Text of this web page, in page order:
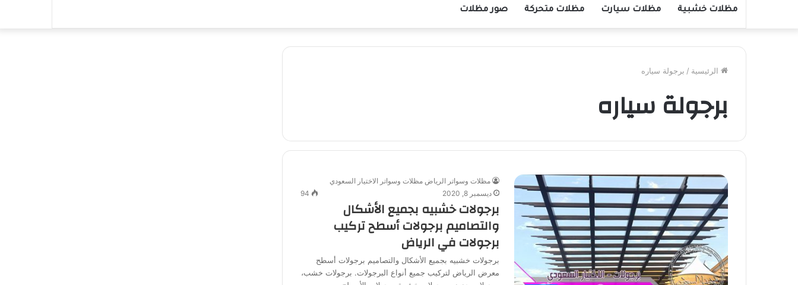
مظلات خشبية مظلات سيارت مظلات متحركة صور مظلات
الرئيسية / برجولة سياره
برجولة سياره
مظلات وسواتر الرياض مظلات وسواتر الاختيار السعودي
ديسمبر 8, 2020
94
برجولات خشبيه بجميع الأشكال
والتصاميم برجولات أسطح تركيب
برجولات في الرياض
برجولات خشبيه بجميع الأشكال والتصاميم برجولات أسطح
معرض الرياض لتركيب جميع أنواع البرجولات. برجولات خشب،